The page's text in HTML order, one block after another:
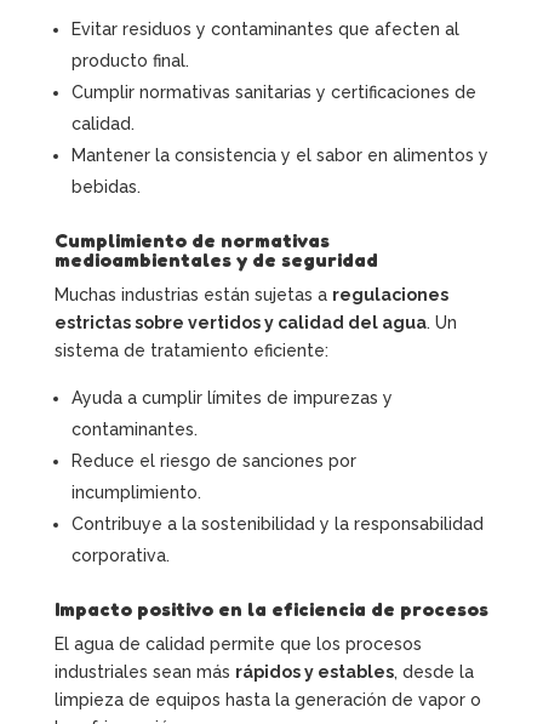
Evitar residuos y contaminantes que afecten al
producto final.
Cumplir normativas sanitarias y certificaciones de
calidad.
Mantener la consistencia y el sabor en alimentos y
bebidas.
Cumplimiento de normativas
medioambientales y de seguridad
Muchas industrias están sujetas a regulaciones
estrictas sobre vertidos y calidad del agua. Un
sistema de tratamiento eficiente:
Ayuda a cumplir límites de impurezas y
contaminantes.
Reduce el riesgo de sanciones por
incumplimiento.
Contribuye a la sostenibilidad y la responsabilidad
corporativa.
Impacto positivo en la eficiencia de procesos
El agua de calidad permite que los procesos
industriales sean más rápidos y estables, desde la
limpieza de equipos hasta la generación de vapor o